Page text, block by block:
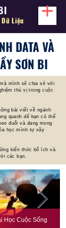
Liệu
DATA VÀ
SƠN BI
mình sẽ chia sẻ với
thú vị trong cuộc
bài viết về ngành
quanh để bạn có thể
đuổi và đang mong
học mình tự xây
kiến thức bổ ích và
các bạn.
Học Cuộc Sống